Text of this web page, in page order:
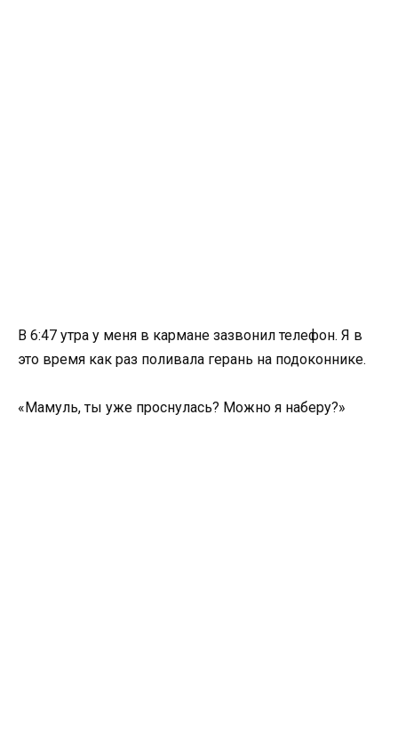
В 6:47 утра у меня в кармане зазвонил телефон. Я в
это время как раз поливала герань на подоконнике.
«Мамуль, ты уже проснулась? Можно я наберу?»